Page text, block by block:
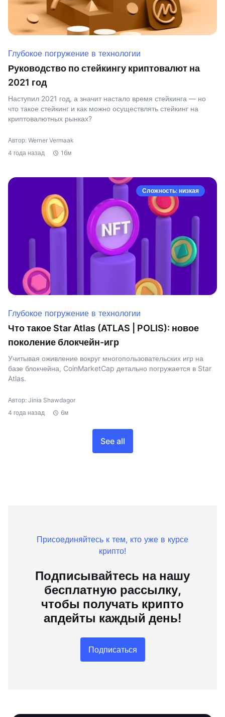
Глубокое погружение в технологии
Руководство по стейкингу криптовалют на
2021 год
Наступил 2021 год, а значит настало время стейкинга — но
что такое стейкинг и как можно осуществлять стейкинг на
криптовалютных рынках?
Автор: Werner Vermaak
4 года назад
16м
Сложность: низкая
Глубокое погружение в технологии
Что такое Star Atlas (ATLAS | POLIS): новое
поколение блокчейн-игр
Учитывая оживление вокруг многопользовательских игр на
базе блокчейна, CoinMarketCap детально погружается в Star
Atlas.
Автор: Jinia Shawdagor
4 года назад
6м
See all
Присоединяйтесь к тем, кто уже в курсе
крипто!
Подписывайтесь на нашу
бесплатную рассылку,
чтобы получать крипто
апдейты каждый день!
Подписаться